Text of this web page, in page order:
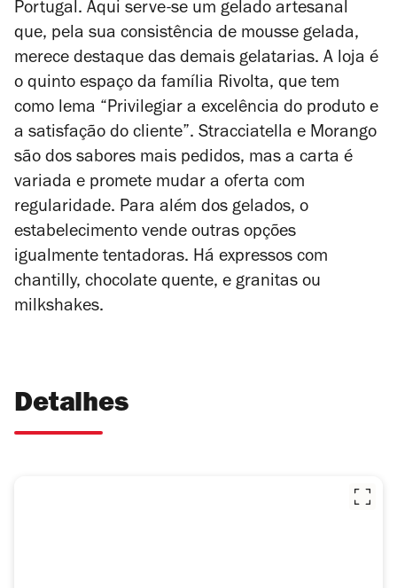
Portugal. Aqui serve-se um gelado artesanal
que, pela sua consistência de mousse gelada,
merece destaque das demais gelatarias. A loja é
o quinto espaço da família Rivolta, que tem
como lema “Privilegiar a excelência do produto e
a satisfação do cliente”. Stracciatella e Morango
são dos sabores mais pedidos, mas a carta é
variada e promete mudar a oferta com
regularidade. Para além dos gelados, o
estabelecimento vende outras opções
igualmente tentadoras. Há expressos com
chantilly, chocolate quente, e granitas ou
milkshakes.
Detalhes